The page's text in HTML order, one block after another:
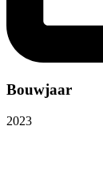
Bouwjaar
2023